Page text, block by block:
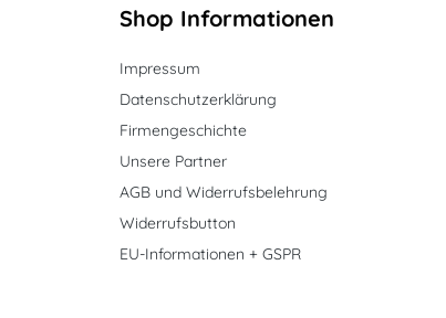
Shop Informationen
Impressum
Datenschutzerklärung
Firmengeschichte
Unsere Partner
AGB und Widerrufsbelehrung
Widerrufsbutton
EU-Informationen + GSPR